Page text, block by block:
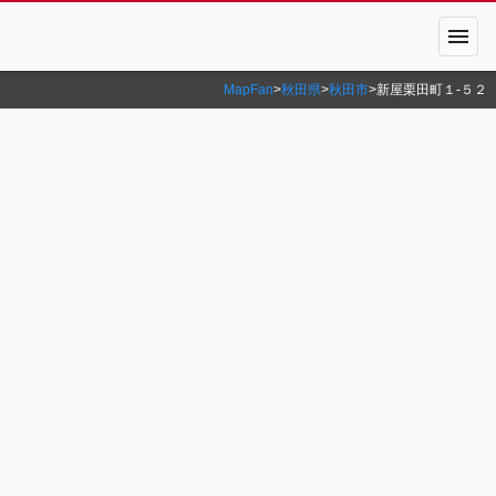
menu
MapFan>秋田県>秋田市>新屋栗田町１‐５２